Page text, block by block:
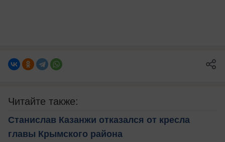
Читайте также:
Станислав Казанжи отказался от кресла
главы Крымского района